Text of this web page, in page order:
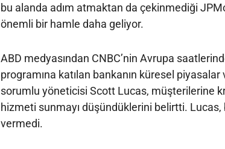
bu alanda adım atmaktan da çekinmediği
önemli bir hamle daha geliyor.
ABD medyasından CNBC’nin Avrupa
programına katılan bankanın küresel piyasalar
sorumlu yöneticisi Scott Lucas, müşterilerine
hizmeti sunmayı düşündüklerini belirtti.
vermedi.